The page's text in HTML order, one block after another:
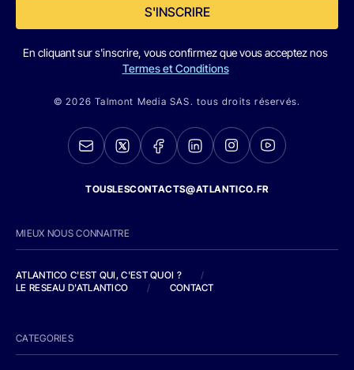
S'INSCRIRE
En cliquant sur s'inscrire, vous confirmez que vous acceptez nos
Termes et Conditions
© 2026 Talmont Media SAS. tous droits réservés.
TOUSLESCONTACTS@ATLANTICO.FR
MIEUX NOUS CONNAITRE
ATLANTICO C'EST QUI, C'EST QUOI ?
/
LE RESEAU D'ATLANTICO
/ CONTACT
CATEGORIES